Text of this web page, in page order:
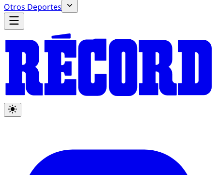
Otros Deportes